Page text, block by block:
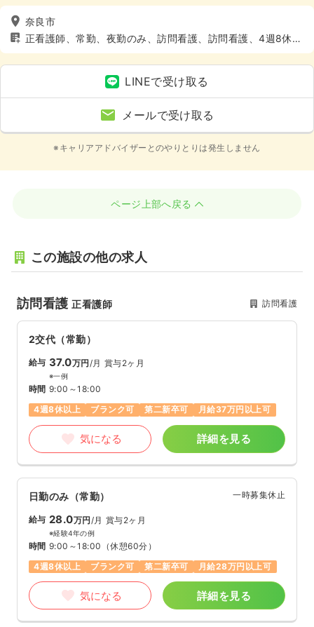
奈良市
正看護師、常勤、夜勤のみ、訪問看護、訪問看護、4週8休以
上
LINEで受け取る
メールで受け取る
※キャリアアドバイザーとのやりとりは発生しません
ページ上部へ戻る
この施設の他の求人
訪問看護正看護師 訪問看護
2交代（常勤）
給与 37.0万円/月 賞与2ヶ月
※一例
時間 9:00～18:00
4週8休以上
ブランク可 第二新卒可 月給37万円以上可
気になる 詳細を見る
日勤のみ（常勤） 一時募集休止
給与 28.0万円 /月 賞与2ヶ月
※経験4年の例
時間 9:00～18:00 （休憩60分）
4週8休以上
ブランク可 第二新卒可 月給28万円以上可
気になる 詳細を見る